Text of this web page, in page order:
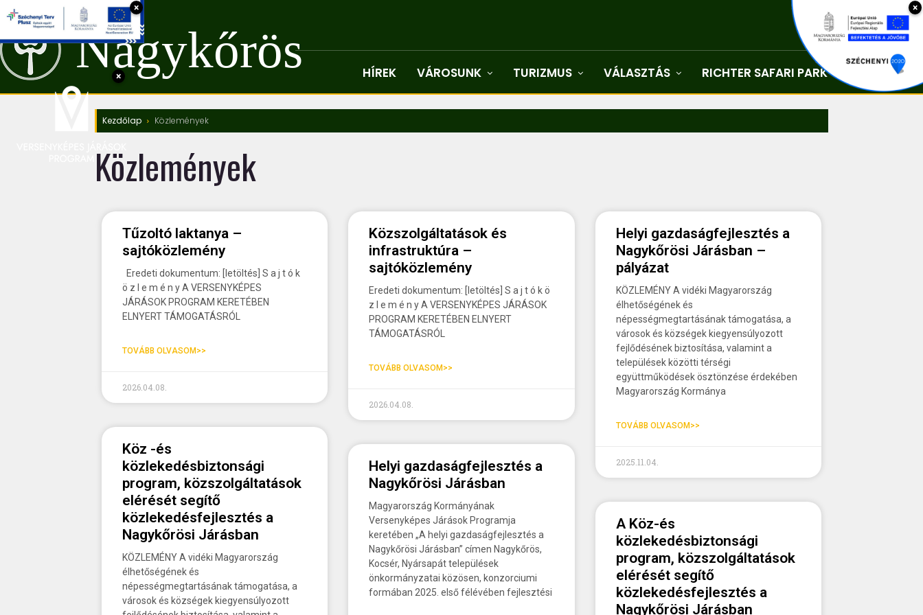
Nagykőrös HÍREK VÁROSUNK TURIZMUS VÁLASZTÁS RICHTER SAFARI PARK Kapcsolat
Kezdőlap Közlemények
Közlemények
Tűzoltó laktanya –
sajtóközlemény
Eredeti dokumentum: [letöltés] S a j t ó k
ö z l e m é n y A VERSENYKÉPES
JÁRÁSOK PROGRAM KERETÉBEN
ELNYERT TÁMOGATÁSRÓL
TOVÁBB OLVASOM>>
2026.04.08.
Közszolgáltatások és
infrastruktúra –
sajtóközlemény
Eredeti dokumentum: [letöltés] S a j t ó k ö
z l e m é n y A VERSENYKÉPES JÁRÁSOK
PROGRAM KERETÉBEN ELNYERT
TÁMOGATÁSRÓL
TOVÁBB OLVASOM>>
2026.04.08.
Helyi gazdaságfejlesztés a
Nagykőrösi Járásban –
pályázat
KÖZLEMÉNY A vidéki Magyarország
élhetőségének és
népességmegtartásának támogatása, a
városok és községek kiegyensúlyozott
fejlődésének biztosítása, valamint a
települések közötti térségi
együttműködések ösztönzése érdekében
Magyarország Kormánya
TOVÁBB OLVASOM>>
2025.11.04.
Köz -és
közlekedésbiztonsági
program, közszolgáltatások
elérését segítő
közlekedésfejlesztés a
Nagykőrösi Járásban
KÖZLEMÉNY A vidéki Magyarország
élhetőségének és
népességmegtartásának támogatása, a
városok és községek kiegyensúlyozott
Helyi gazdaságfejlesztés a
Nagykőrösi Járásban
Magyarország Kormányának
Versenyképes Járások Programja
keretében „A helyi gazdaságfejlesztés a
Nagykőrösi Járásban” címen Nagykőrös,
Kocsér, Nyársapát települések
önkormányzatai közösen, konzorciumi
formában 2025. első félévében fejlesztési
A Köz-és
közlekedésbiztonsági
program, közszolgáltatások
elérését segítő
közlekedésfejlesztés a
Nagykőrösi Járásban
×
×
×